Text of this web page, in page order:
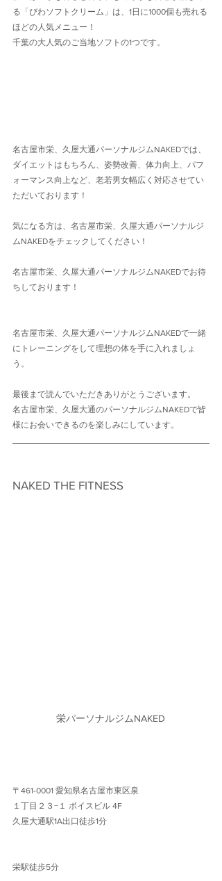
る「びわソフトクリーム」は、1日に1000個も売れる
ほどの人気メニュー！
千葉の大人気のご当地ソフトの1つです。
名古屋市栄、久屋大通パーソナルジムNAKEDでは、
ダイエットはもちろん、姿勢改善、体力向上、パフ
ォーマンス向上など、老若男女幅広く対応させてい
ただいております！
気になる方は、名古屋市栄、久屋大通パーソナルジ
ムNAKEDをチェックしてください！
名古屋市栄、久屋大通パーソナルジムNAKEDでお待
ちしております！
名古屋市栄、久屋大通パーソナルジムNAKEDで一緒
にトレーニングをして理想の体を手に入れましょ
う。
最後まで読んでいただきありがとうございます。
名古屋市栄、久屋大通のパーソナルジムNAKEDで皆
様にお会いできるのを楽しみにしています。
NAKED THE FITNESS
栄パーソナルジムNAKED
〒461-0001 愛知県名古屋市東区泉
１丁目２３−１ ボイスビル 4F
久屋大通駅1A出口徒歩1分
栄駅徒歩5分